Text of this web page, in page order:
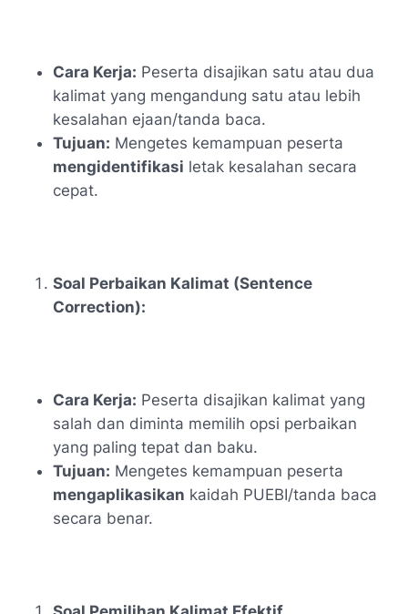
Cara Kerja: Peserta disajikan satu atau dua
kalimat yang mengandung satu atau lebih
kesalahan ejaan/tanda baca.
Tujuan: Mengetes kemampuan peserta
mengidentifikasi letak kesalahan secara
cepat.
Soal Perbaikan Kalimat (Sentence
Correction):
Cara Kerja: Peserta disajikan kalimat yang
salah dan diminta memilih opsi perbaikan
yang paling tepat dan baku.
Tujuan: Mengetes kemampuan peserta
mengaplikasikan kaidah PUEBI/tanda baca
secara benar.